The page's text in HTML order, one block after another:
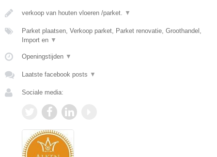
verkoop van houten vloeren /parket. ▼
Parket plaatsen, Verkoop parket, Parket renovatie, Groothandel,
Import en ▼
Openingstijden ▼
Laatste facebook posts ▼
Sociale media: